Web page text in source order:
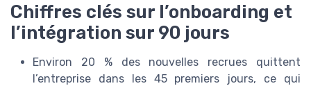
Chiffres clés sur l’onboarding et
l’intégration sur 90 jours
Environ 20 % des nouvelles recrues quittent
l’entreprise dans les 45 premiers jours, ce qui